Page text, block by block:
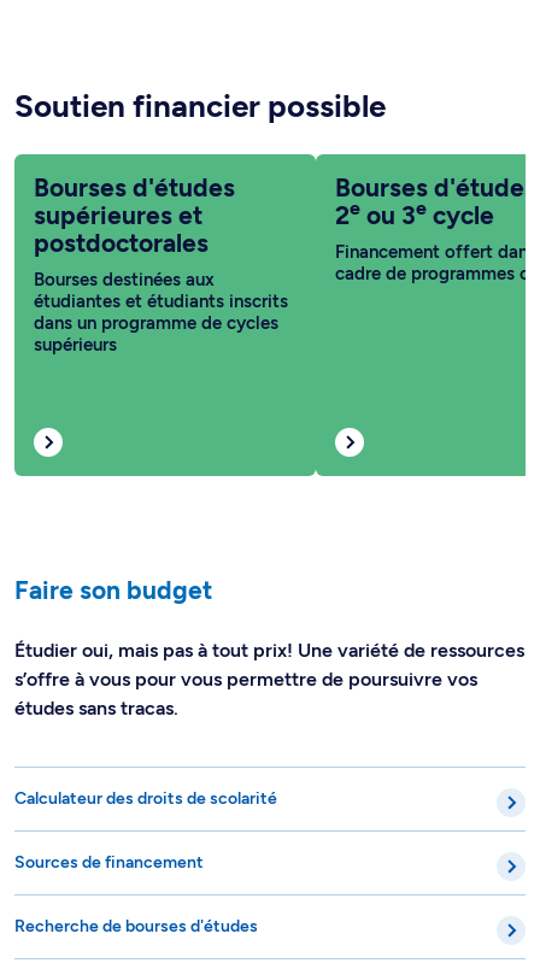
Soutien financier possible
Bourses d'études
supérieures et
postdoctorales
Bourses destinées aux
étudiantes et étudiants inscrits
dans un programme de cycles
supérieurs
Bourses
2e ou 3e cycle
Financement offert dans
cadre de programmes
Faire son budget
Étudier oui, mais pas à tout prix! Une variété de ressources
s’offre à vous pour vous permettre de poursuivre vos
études sans tracas.
Calculateur des droits de scolarité
Sources de financement
Recherche de bourses d'études